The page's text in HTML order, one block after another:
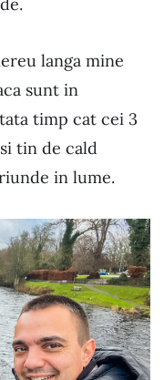
langa mine
sunt in
timp cat cei 3
tin de cald
in lume.